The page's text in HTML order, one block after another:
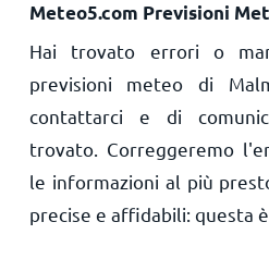
Meteo5.com Previsioni
Hai trovato errori o
previsioni meteo di
contattarci e di
trovato. Correggeremo
le informazioni al più
precise e affidabili: questa